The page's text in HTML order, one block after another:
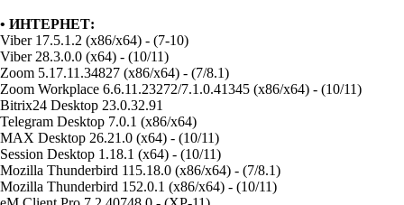
• ИНТЕРНЕТ:
Viber 17.5.1.2 (x86/x64) - (7-10)
Viber 28.3.0.0 (x64) - (10/11)
Zoom 5.17.11.34827 (x86/x64) - (7/8.1)
Zoom Workplace 6.6.11.23272/7.1.0.41345 (x86/x64) - (10/11)
Bitrix24 Desktop 23.0.32.91
Telegram Desktop 7.0.1 (x86/x64)
MAX Desktop 26.21.0 (x64) - (10/11)
Session Desktop 1.18.1 (x64) - (10/11)
Mozilla Thunderbird 115.18.0 (x86/x64) - (7/8.1)
Mozilla Thunderbird 152.0.1 (x86/x64) - (10/11)